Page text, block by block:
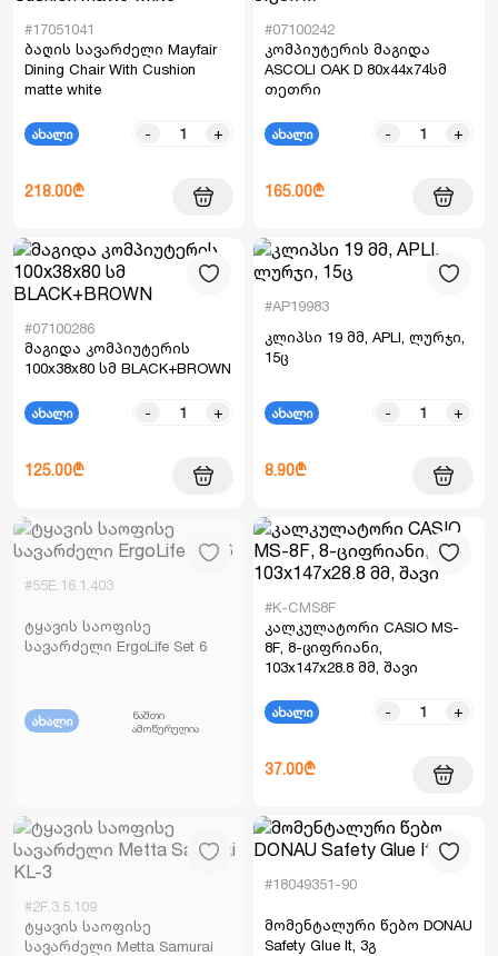
#17051041
ბაღის სავარძელი Mayfair
Dining Chair With Cushion
matte white
ახალი - +
218.00₾
#07100242
კომპიუტერის მაგიდა
ASCOLI OAK D 80x44x74სმ
თეთრი
ახალი - +
165.00₾
#07100286
მაგიდა კომპიუტერის
100x38x80 სმ BLACK+BROWN
ახალი - +
125.00₾
#AP19983
კლიპსი 19 მმ, APLI, ლურჯი,
15ც
ახალი - +
8.90₾
#55E.16.1.403
ტყავის საოფისე
სავარძელი ErgoLife Set 6
ახალი
ნაშთი
ამოწურულია
#K-CMS8F
კალკულატორი CASIO MS-
8F, 8-ციფრიანი,
103x147x28.8 მმ, შავი
ახალი - +
37.00₾
#2F.3.5.109
ტყავის საოფისე
სავარძელი Metta Samurai
#18049351-90
მომენტალური წებო DONAU
Safety Glue It, 3გ